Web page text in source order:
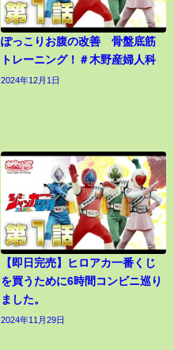
ぽっこりお腹の改善 骨盤底筋
トレーニング！＃木野産婦人科
2024年12月1日
【即日完売】ヒロアカ一番くじ
を買うために6時間コンビニ巡り
ました。
2024年11月29日